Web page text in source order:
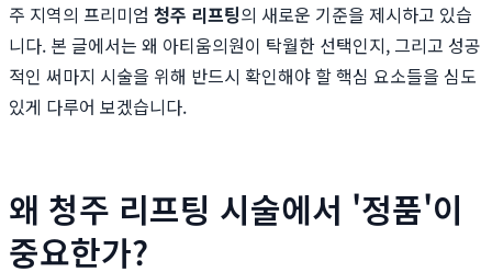
주 지역의 프리미엄 청주 리프팅의 새로운 기준을 제시하고 있습
니다. 본 글에서는 왜 아티움의원이 탁월한 선택인지, 그리고 성공
적인 써마지 시술을 위해 반드시 확인해야 할 핵심 요소들을 심도
있게 다루어 보겠습니다.
왜 청주 리프팅 시술에서 '정품'이
중요한가?